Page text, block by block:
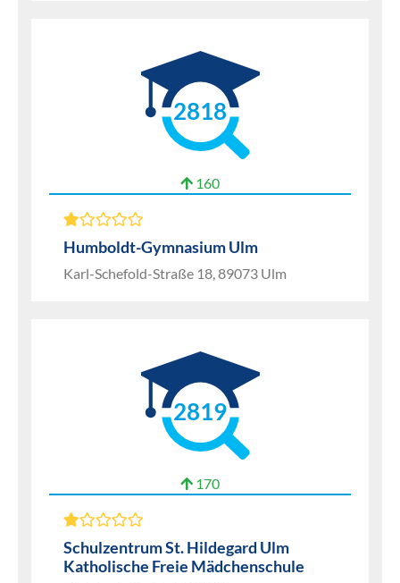
2818
160
Humboldt-Gymnasium Ulm
Karl-Schefold-Straße 18, 89073 Ulm
2819
170
Schulzentrum St. Hildegard Ulm
Katholische Freie Mädchenschule